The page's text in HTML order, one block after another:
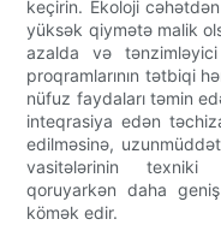
keçirin. Ekoloji
yüksək qiymətə malik
azalda və
proqramlarının tətbiqi
nüfuz faydaları təmin
inteqrasiya edən
edilməsinə,
vasitələrinin texniki
qoruyarkən daha
kömək edir.